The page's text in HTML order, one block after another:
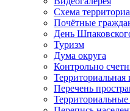
Схема
Почётные
День
Туризм
Дума округа
Контрольно
Территориальная
Перечень